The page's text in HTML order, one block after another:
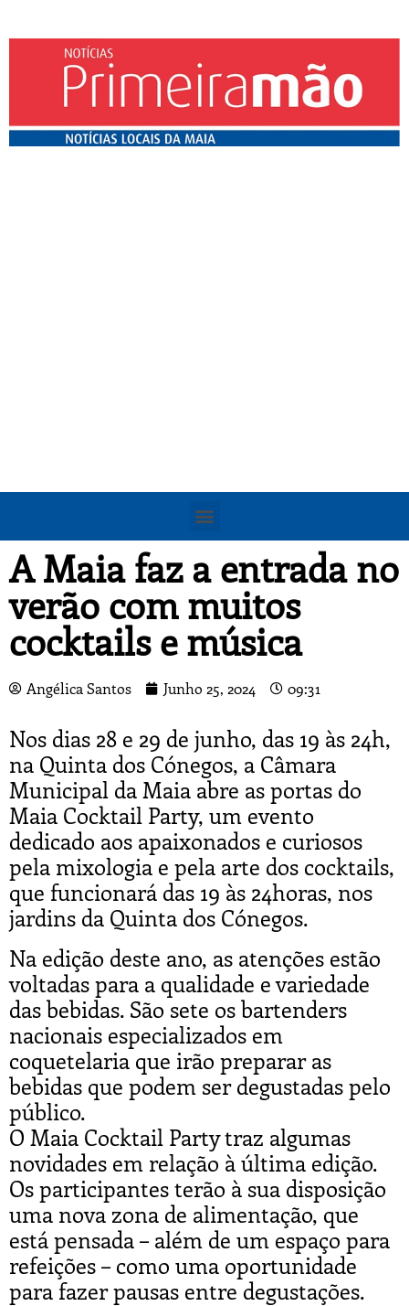
A Maia faz a entrada no
verão com muitos
cocktails e música
Angélica Santos Junho 25, 2024 09:31
Nos dias 28 e 29 de junho, das 19 às 24h,
na Quinta dos Cónegos, a Câmara
Municipal da Maia abre as portas do
Maia Cocktail Party, um evento
dedicado aos apaixonados e curiosos
pela mixologia e pela arte dos cocktails,
que funcionará das 19 às 24horas, nos
jardins da Quinta dos Cónegos.
Na edição deste ano, as atenções estão
voltadas para a qualidade e variedade
das bebidas. São sete os bartenders
nacionais especializados em
coquetelaria que irão preparar as
bebidas que podem ser degustadas pelo
público.
O Maia Cocktail Party traz algumas
novidades em relação à última edição.
Os participantes terão à sua disposição
uma nova zona de alimentação, que
está pensada – além de um espaço para
refeições – como uma oportunidade
para fazer pausas entre degustações.